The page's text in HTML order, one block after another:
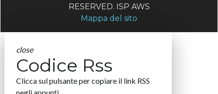
RESERVED. ISP AWS
Mappa del sito
close
Codice Rss
Clicca sul pulsante per copiare il link RSS